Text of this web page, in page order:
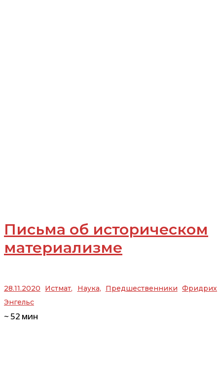
Письма об историческом
материализме
28.11.2020 Истмат, Наука, Предшественники Фридрих
Энгельс
~ 52 мин